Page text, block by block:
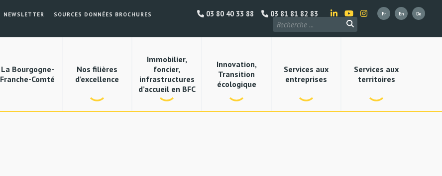
NEWSLETTER SOURCES DONNÉES BROCHURES 03 81 81 82 83
03 80 40 33 88
La Bourgogne-
Franche-Comté
Nos filières
d’excellence
Immobilier,
foncier,
infrastructures
d’accueil en BFC
Innovation,
Transition
écologique
Services aux
entreprises
Services aux
territoires